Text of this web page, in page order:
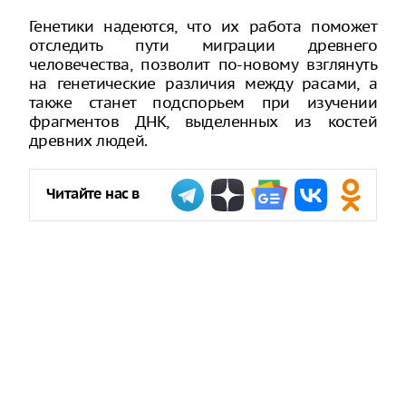
Генетики надеются, что их работа поможет
отследить пути миграции древнего
человечества, позволит по-новому взглянуть
на генетические различия между расами, а
также станет подспорьем при изучении
фрагментов ДНК, выделенных из костей
древних людей.
Читайте нас в